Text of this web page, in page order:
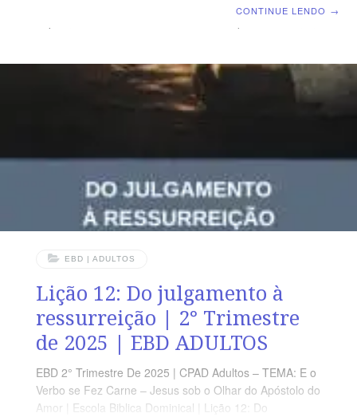
convosco!” (Jo 20.26) VERDADE PRÁTICA A
Ressurreição de Cristo representa o ápice da
esperança cristã. LEITURA DIÁRIA Segunda – Jo 20.3-
CONTINUE LENDO →
EBD | ADULTOS
Lição 12: Do julgamento à
ressurreição | 2° Trimestre
de 2025 | EBD ADULTOS
EBD 2° Trimestre De 2025 | CPAD Adultos – TEMA: E o
Verbo se Fez Carne – Jesus sob o Olhar do Apóstolo do
Amor | Escola Biblica Dominical | Lição 12: Do